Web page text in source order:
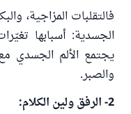
فالتقلبات المزاجية،
الجسدية: أسبابها
يجتمع الألم الجسدي
والصبر.
2- الرفق ولين الكلام: